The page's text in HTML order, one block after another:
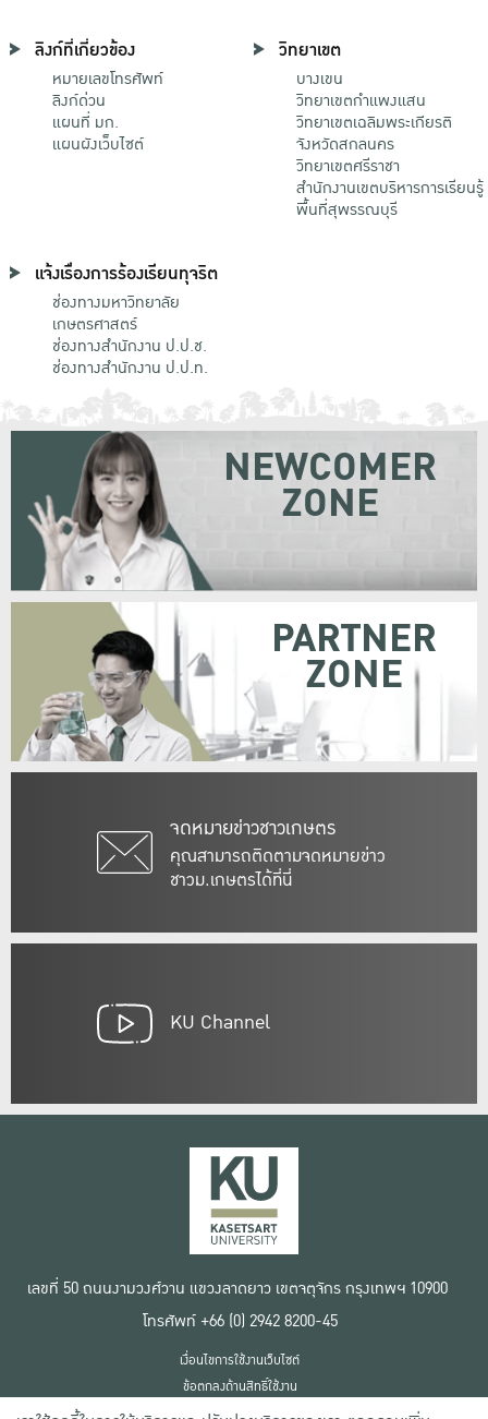
ลิงก์ที่เกี่ยวข้อง
หมายเลขโทรศัพท์
ลิงก์ด่วน
แผนที่ มก.
แผนผังเว็บไซต์
วิทยาเขต
บางเขน
วิทยาเขตกําแพงแสน
วิทยาเขตเฉลิมพระเกียรติ
จังหวัดสกลนคร
วิทยาเขตศรีราชา
สำนักงานเขตบริหารการเรียนรู้
พื้นที่สุพรรณบุรี
แจ้งเรื่องการร้องเรียนทุจริต
ช่องทางมหาวิทยาลัย
เกษตรศาสตร์
ช่องทางสำนักงาน ป.ป.ช.
ช่องทางสำนักงาน ป.ป.ท.
จดหมายข่าวชาวเกษตร
คุณสามารถติดตามจดหมายข่าว
ชาวม.เกษตรได้ที่นี่
NEWCOMER
ZONE
PARTNER
ZONE
KU Channel
เลขที่ 50 ถนนงามวงศ์วาน แขวงลาดยาว เขตจตุจักร กรุงเทพฯ 10900
โทรศัพท์ +66 (0) 2942 8200-45
เงื่อนไขการใช้งานเว็บไซต์
ข้อตกลงด้านสิทธิ์ใช้งาน
นโยบายความเป็นส่วนตัว